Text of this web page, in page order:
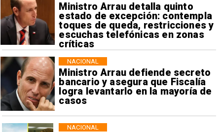
Ministro Arrau detalla quinto
estado de excepción: contempla
toques de queda, restricciones y
escuchas telefónicas en zonas
críticas
Ministro Arrau defiende secreto
bancario y asegura que Fiscalía
logra levantarlo en la mayoría de
casos
NACIONAL
NACIONAL